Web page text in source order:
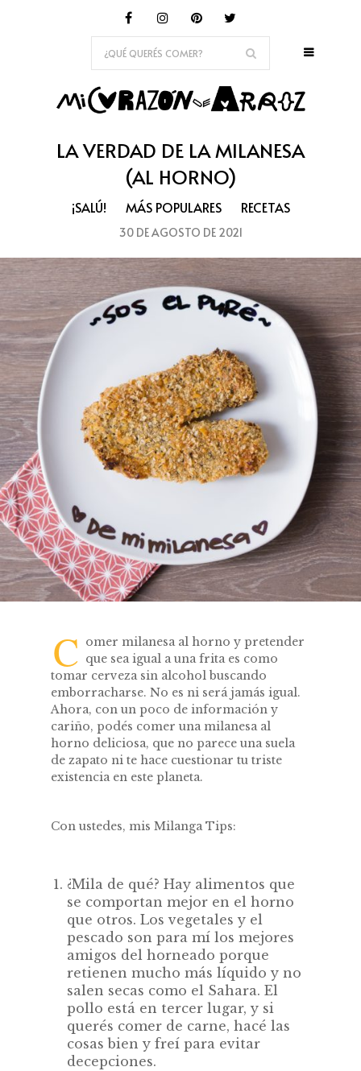
LA VERDAD DE LA MILANESA
(AL HORNO)
¡SALÚ! MÁS POPULARES RECETAS
30 DE AGOSTO DE 2021
C omer milanesa al horno y pretender
que sea igual a una frita es como
tomar cerveza sin alcohol buscando
emborracharse. No es ni será jamás igual.
Ahora, con un poco de información y
cariño, podés comer una milanesa al
horno deliciosa, que no parece una suela
de zapato ni te hace cuestionar tu triste
existencia en este planeta.
Con ustedes, mis Milanga Tips:
¿Mila de qué? Hay alimentos que
se comportan mejor en el horno
que otros. Los vegetales y el
pescado son para mí los mejores
amigos del horneado porque
retienen mucho más líquido y no
salen secas como el Sahara. El
pollo está en tercer lugar, y si
querés comer de carne, hacé las
cosas bien y freí para evitar
decepciones.